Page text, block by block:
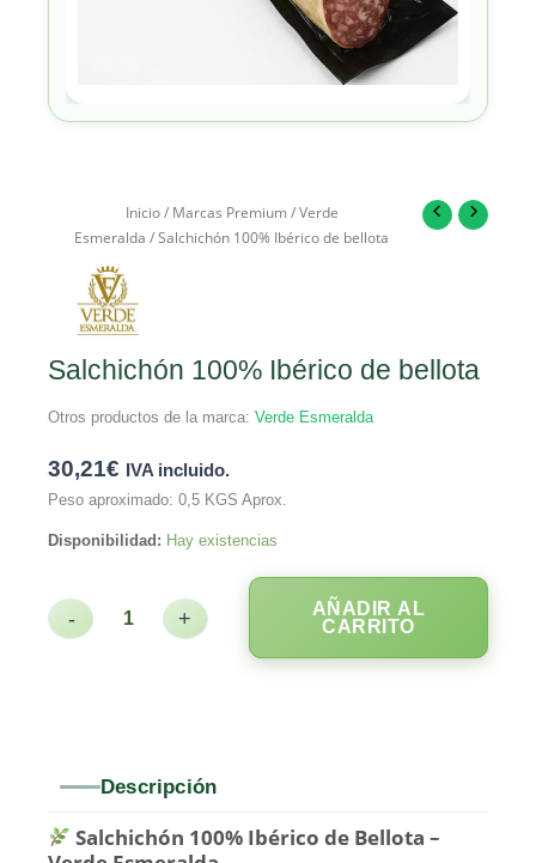
Inicio/ Marcas Premium/Verde
Esmeralda / Salchichón 100% Ibérico de bellota
Salchichón 100% Ibérico de bellota
Otros productos de la marca: Verde Esmeralda
30,21€ IVA incluido.
Peso aproximado: 0,5 KGS Aprox.
Disponibilidad: Hay existencias
- +
AÑADIR AL
CARRITO
Descripción
Salchichón 100% Ibérico de Bellota –